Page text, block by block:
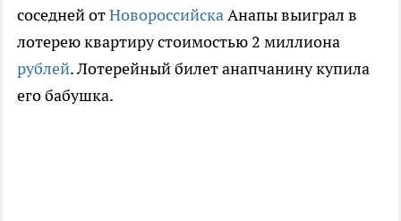
соседней отНовороссийскаАнапы выиграл в
лотерею квартиру стоимостью 2 миллиона
рублей. Лотерейный билет анапчанину купила
его бабушка.